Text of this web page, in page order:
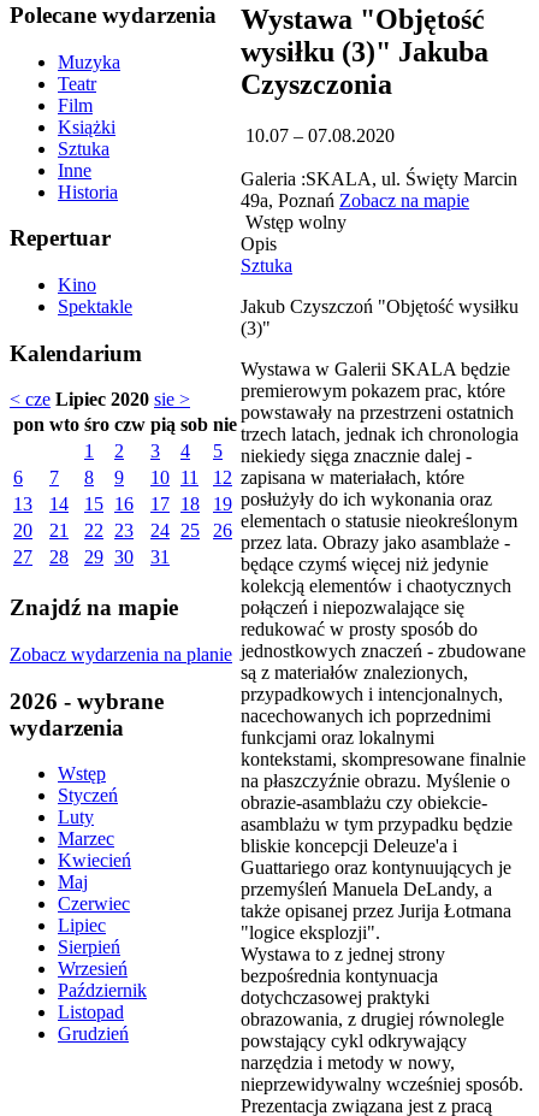
Polecane wydarzenia
Muzyka
Teatr
Film
Książki
Sztuka
Inne
Historia
Repertuar
Kino
Spektakle
Kalendarium
< cze Lipiec 2020 sie >
pon wto śro czw pią sob nie
1
2 3 4
5
6
7 8 9 10 11
12
13
14 15 16 17 18
19
20
21 22 23 24 25
26
27
28 29 30 31
Znajdź na mapie
Zobacz wydarzenia na planie
2026 - wybrane
wydarzenia
Wstęp
Styczeń
Luty
Marzec
Kwiecień
Maj
Czerwiec
Lipiec
Sierpień
Wrzesień
Październik
Listopad
Grudzień
Wystawa "Objętość
wysiłku (3)" Jakuba
Czyszczonia
10.07 – 07.08.2020
Galeria :SKALA, ul. Święty Marcin
49a, Poznań Zobacz na mapie
Wstęp wolny
Opis
Sztuka
Jakub Czyszczoń "Objętość wysiłku
(3)"
Wystawa w Galerii SKALA będzie
premierowym pokazem prac, które
powstawały na przestrzeni ostatnich
trzech latach, jednak ich chronologia
niekiedy sięga znacznie dalej -
zapisana w materiałach, które
posłużyły do ich wykonania oraz
elementach o statusie nieokreślonym
przez lata. Obrazy jako asamblaże -
będące czymś więcej niż jedynie
kolekcją elementów i chaotycznych
połączeń i niepozwalające się
redukować w prosty sposób do
jednostkowych znaczeń - zbudowane
są z materiałów znalezionych,
przypadkowych i intencjonalnych,
nacechowanych ich poprzednimi
funkcjami oraz lokalnymi
kontekstami, skompresowane finalnie
na płaszczyźnie obrazu. Myślenie o
obrazie-asamblażu czy obiekcie-
asamblażu w tym przypadku będzie
bliskie koncepcji Deleuze'a i
Guattariego oraz kontynuujących je
przemyśleń Manuela DeLandy, a
także opisanej przez Jurija Łotmana
"logice eksplozji".
Wystawa to z jednej strony
bezpośrednia kontynuacja
dotychczasowej praktyki
obrazowania, z drugiej równolegle
powstający cykl odkrywający
narzędzia i metody w nowy,
nieprzewidywalny wcześniej sposób.
Prezentacja związana jest z pracą